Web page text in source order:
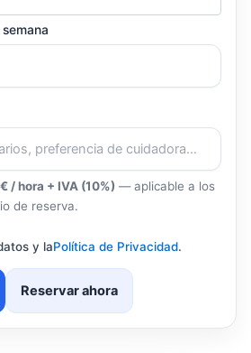
/ hora + IVA (10%) — aplicable a los
de reserva.
y laPolítica de Privacidad.
Reservar ahora